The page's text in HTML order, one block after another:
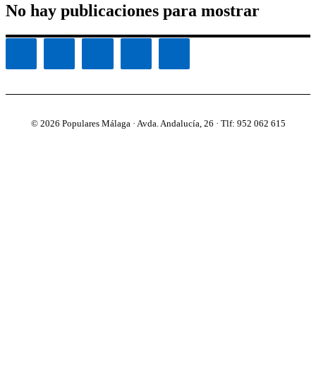
No hay publicaciones para mostrar
© 2026 Populares Málaga · Avda. Andalucía, 26 · Tlf: 952 062 615